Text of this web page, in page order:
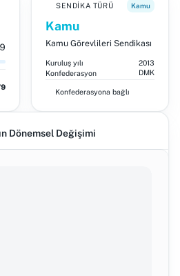
SENDIKA TÜRÜ Kamu
Kamu
Kamu Görevlileri Sendikası
Kuruluş yılı
2013
Konfederasyon
DMK
Konfederasyona bağlı
Dönemsel Değişimi